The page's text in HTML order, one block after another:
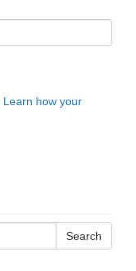
Learn how your
Search